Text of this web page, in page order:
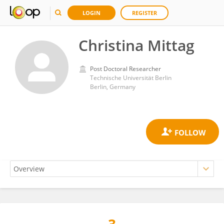
LOGIN REGISTER
Christina Mittag
Post Doctoral Researcher
Technische Universität Berlin
Berlin, Germany